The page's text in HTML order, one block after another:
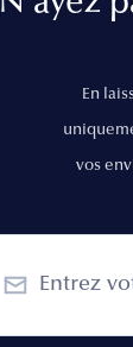
En
vos